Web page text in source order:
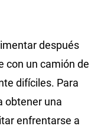
después
con un camión de
difíciles. Para
obtener una
enfrentarse a